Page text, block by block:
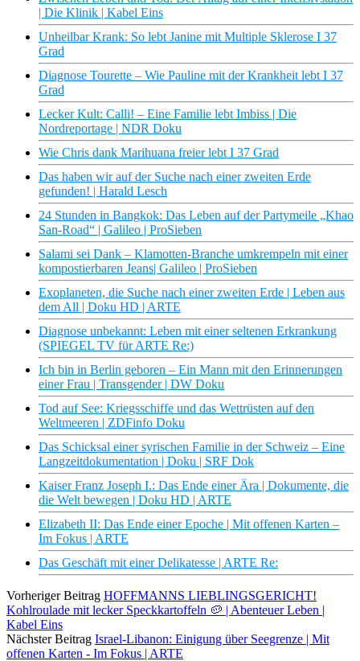
| Die Klinik | Kabel Eins
Unheilbar Krank: So lebt Janine mit Multiple Sklerose I 37
Grad
Diagnose Tourette – Wie Pauline mit der Krankheit lebt I 37
Grad
Lecker Kult: Calli! – Eine Familie lebt Imbiss | Die
Nordreportage | NDR Doku
Wie Chris dank Marihuana freier lebt I 37 Grad
Das haben wir auf der Suche nach einer zweiten Erde
gefunden! | Harald Lesch
24 Stunden in Bangkok: Das Leben auf der Partymeile „Khao
San-Road“ | Galileo | ProSieben
Salami sei Dank – Klamotten-Branche umkrempeln mit einer
kompostierbaren Jeans| Galileo | ProSieben
Exoplaneten, die Suche nach einer zweiten Erde | Leben aus
dem All | Doku HD | ARTE
Diagnose unbekannt: Leben mit einer seltenen Erkrankung
(SPIEGEL TV für ARTE Re:)
Ich bin in Berlin geboren – Ein Mann mit den Erinnerungen
einer Frau | Transgender | DW Doku
Tod auf See: Kriegsschiffe und das Wettrüsten auf den
Weltmeeren | ZDFinfo Doku
Das Schicksal einer syrischen Familie in der Schweiz – Eine
Langzeitdokumentation | Doku | SRF Dok
Kaiser Franz Joseph I.: Das Ende einer Ära | Dokumente, die
die Welt bewegen | Doku HD | ARTE
Elizabeth II: Das Ende einer Epoche | Mit offenen Karten –
Im Fokus | ARTE
Das Geschäft mit einer Delikatesse | ARTE Re:
Vorheriger Beitrag HOFFMANNS LIEBLINGSGERICHT!
Kohlroulade mit lecker Speckkartoffeln 🥔 | Abenteuer Leben |
Kabel Eins
Nächster Beitrag Israel-Libanon: Einigung über Seegrenze | Mit
offenen Karten - Im Fokus | ARTE